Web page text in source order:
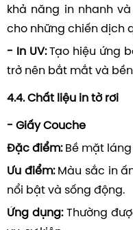
khả năng in nhanh
cho những chiến dịch
- In UV:Tạo hiệu ứng
trở nên bắt mắt và
4.4. Chất liệu in tờ rơi
- Giấy Couche
Đặc điểm:Bề mặt láng
Ưu điểm:Màu sắc in
nổi bật và sống động.
Ứng dụng:Thường